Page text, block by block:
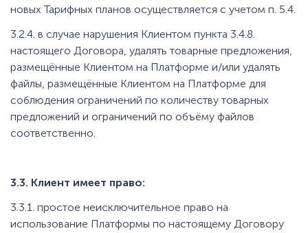
новых Тарифных планов осуществляется с учетом п. 5.4.
3.2.4. в случае нарушения Клиентом пункта 3.4.8.
настоящего Договора, удалять товарные предложения,
размещённые Клиентом на Платформе и/или удалять
файлы, размещённые Клиентом на Платформе для
соблюдения ограничений по количеству товарных
предложений и ограничений по объёму файлов
соответственно.
3.3. Клиент имеет право:
3.3.1. простое неисключительное право на
использование Платформы по настоящему Договору